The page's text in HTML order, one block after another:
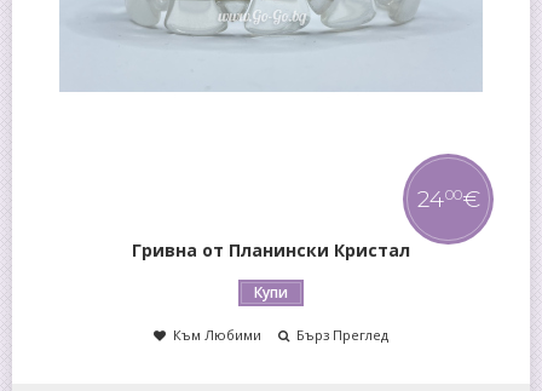
Гривна от Керамика
500€
Купи
Към Любими Бърз Преглед